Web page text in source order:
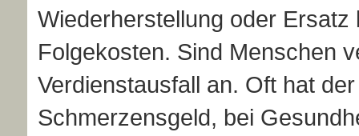
Wiederherstellung oder
Folgekosten. Sind Menschen
Verdienstausfall an. Oft hat
Schmerzensgeld, bei